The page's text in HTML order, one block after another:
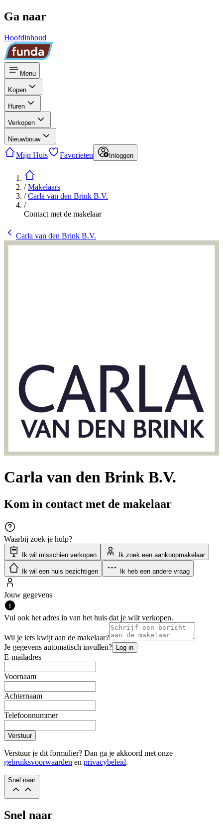
Ga naar
Hoofdinhoud
Menu
Kopen
Huren
Verkopen
Nieuwbouw
Mijn Huis Favorieten Inloggen
/Makelaars
/Carla van den Brink B.V.
/
Contact met de makelaar
Carla van den Brink B.V.
Carla van den Brink B.V.
Kom in contact met de makelaar
Waarbij zoek je hulp?
Ik wil misschien verkopen Ik zoek een aankoopmakelaar
Ik wil een huis bezichtigen Ik heb een andere vraag
Jouw gegevens
Vul ook het adres in van het huis dat je wilt verkopen.
Wil je iets kwijt aan de makelaar?
Je gegevens automatisch invullen? Log in
E-mailadres
Voornaam
Achternaam
Telefoonnummer
Verstuur
Verstuur je dit formulier? Dan ga je akkoord met onze
gebruiksvoorwaarden en privacybeleid.
Snel naar
Snel naar